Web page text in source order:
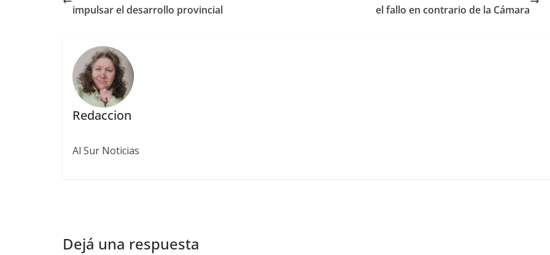
impulsar el desarrollo provincial
el fallo en contrario de la Cámara
Redaccion
Al Sur Noticias
Dejá una respuesta